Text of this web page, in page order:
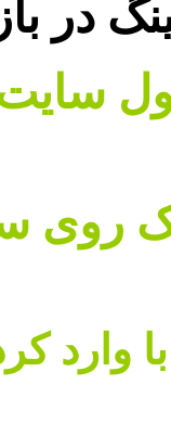
در
اول
روی